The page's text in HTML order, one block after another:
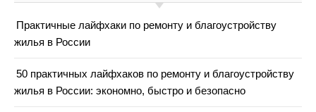
Практичные лайфхаки по ремонту и благоустройству
жилья в России
50 практичных лайфхаков по ремонту и благоустройству
жилья в России: экономно, быстро и безопасно